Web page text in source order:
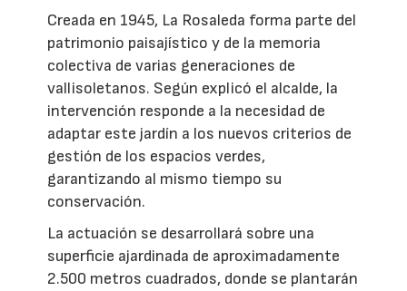
Creada en 1945, La Rosaleda forma parte del
patrimonio paisajístico y de la memoria
colectiva de varias generaciones de
vallisoletanos. Según explicó el alcalde, la
intervención responde a la necesidad de
adaptar este jardín a los nuevos criterios de
gestión de los espacios verdes,
garantizando al mismo tiempo su
conservación.
La actuación se desarrollará sobre una
superficie ajardinada de aproximadamente
2.500 metros cuadrados, donde se plantarán